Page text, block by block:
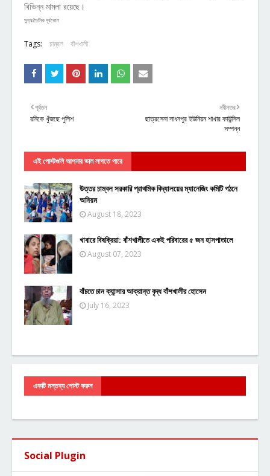
বিভিন্ন মামলা রয়েছে।
সুত্রঃদৈনিক পূর্বকোণ
Tags: চাম্বল বাঁশখালী
নবীনতর
ছাত্রসেনা সাধনপুর ইউনিয়ন শাখার কাউন্সিল
সম্পন্ন
পূর্বতন
রনিকে খুঁজছে পুলিশ
এই পোস্টগুলি আপনার ভাল লাগতে পারে
উত্তর চাম্বল সরকারি প্রাথমিক বিদ্যালয়ের ম্যানেজিং কমিটি গঠনে
অনিয়ম
August 18, 2023
খাবারে বিষক্রিয়া: বাঁশখালীতে একই পরিবারের ৫ জন হাসপাতালে
August 07, 2023
বাঁচতে চান ক্যান্সার আক্রান্ত বৃদ্ধ বাঁশখালীর হোসেন
July 16, 2023
একটি মন্তব্য পোস্ট করুন
Social Plugin